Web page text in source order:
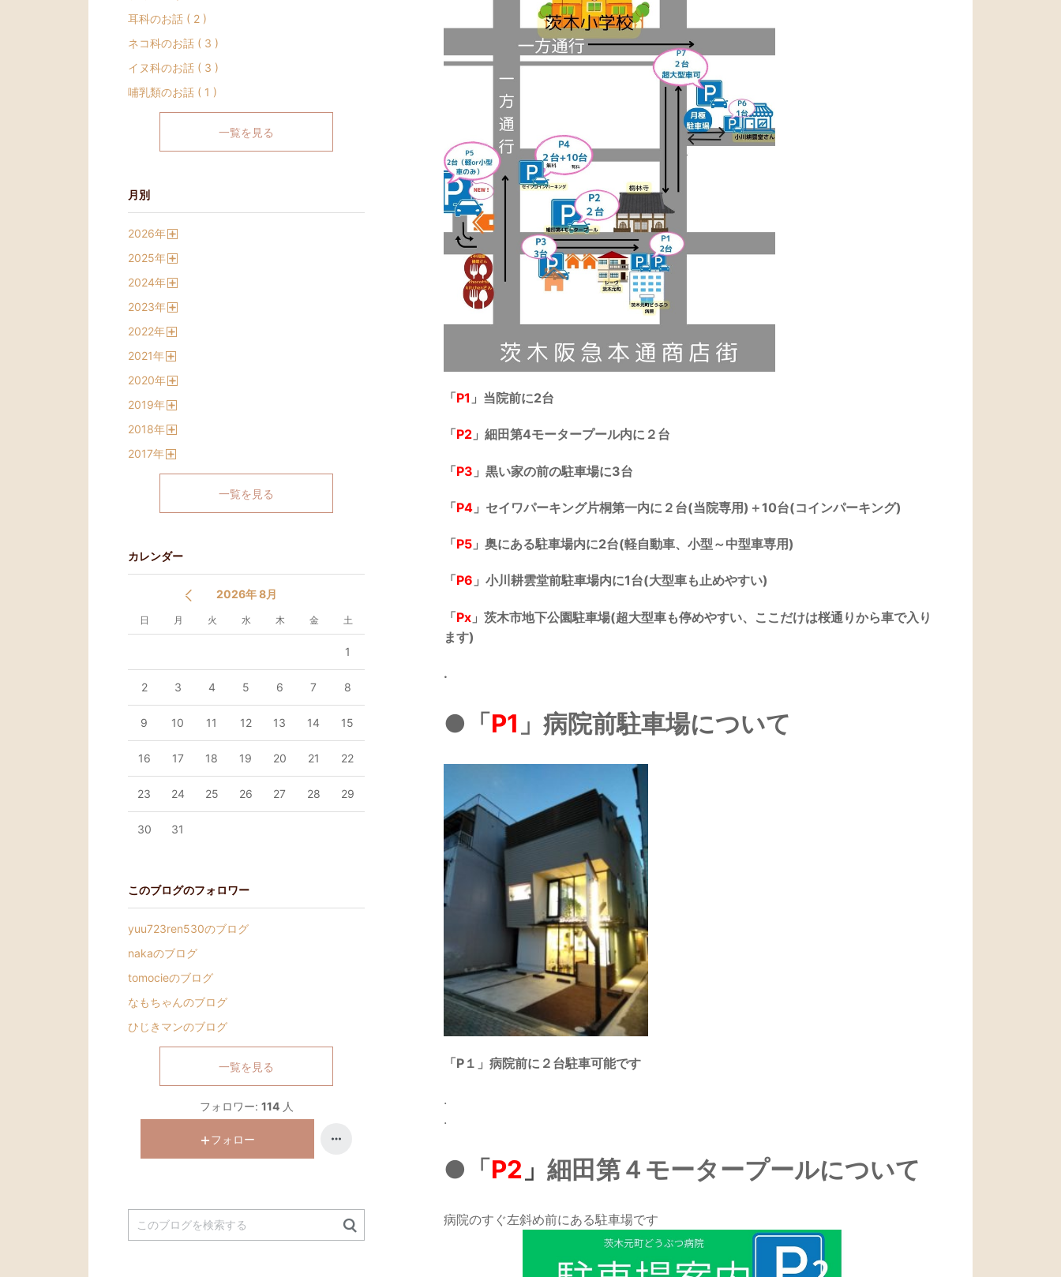
「P1 」 当院前に2台
「P2 」 細田第4モータープール内に２台
「P3 」黒い家の前の駐車場に3台
「P4 」 セイワパーキング片桐第一内に２台(当院専用)＋10台(コインパーキング)
「P5 」 奥にある駐車場内に2台(軽自動車、小型～中型車専用)
「P6 」小川耕雲堂前駐車場内に1台(大型車も止めやすい)
「Px 」茨木市地下公園駐車場(超大型車も停めやすい、ここだけは桜通りから車で入り
ます)
.
●「P1 」病院前駐車場について
「P１」 病院前に２台駐車可能です
.
.
●「P2 」 細田第４モータープールについて
病院のすぐ左斜め前にある駐車場です
耳科のお話 ( 2 )
ネコ科のお話 ( 3 )
イヌ科のお話 ( 3 )
哺乳類のお話 ( 1 )
一覧を見る
月別
2026年
2025年
2024年
2023年
2022年
2021年
2020年
2019年
2018年
2017年
一覧を見る
カレンダー
2026年 8月
日 月 火 水 木 金 土
1
2 3 4 5 6 7 8
9 10 11 12 13 14 15
16 17 18 19 20 21 22
23 24 25 26 27 28 29
30 31
このブログのフォロワー
yuu723ren530のブログ
nakaのブログ
tomocieのブログ
なもちゃんのブログ
ひじきマンのブログ
一覧を見る
フォロワー: 114 人
フォロー